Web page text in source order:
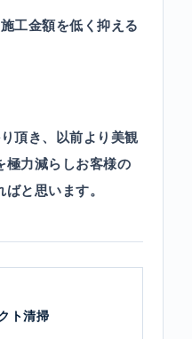
工金額を低く抑える
頂き、以前より美観
極力減らしお客様の
と思います。
ト清掃